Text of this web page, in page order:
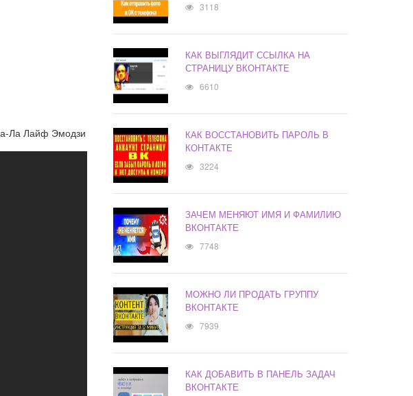
Лайф Эмодзи
3118
КАК ВЫГЛЯДИТ ССЫЛКА НА
СТРАНИЦУ ВКОНТАКТЕ
6610
КАК ВОССТАНОВИТЬ ПАРОЛЬ В
КОНТАКТЕ
3224
ЗАЧЕМ МЕНЯЮТ ИМЯ И ФАМИЛИЮ
ВКОНТАКТЕ
7748
МОЖНО ЛИ ПРОДАТЬ ГРУППУ
ВКОНТАКТЕ
7939
КАК ДОБАВИТЬ В ПАНЕЛЬ ЗАДАЧ
ВКОНТАКТЕ